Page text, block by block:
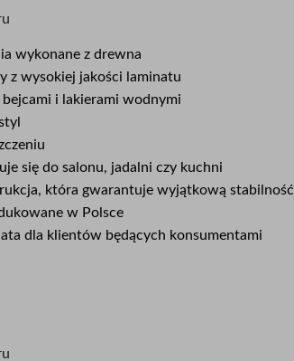
wykonane z drewna
z wysokiej jakości laminatu
i lakierami wodnymi
się do salonu, jadalni czy kuchni
która gwarantuje wyjątkową stabilność
w Polsce
dla klientów będących konsumentami